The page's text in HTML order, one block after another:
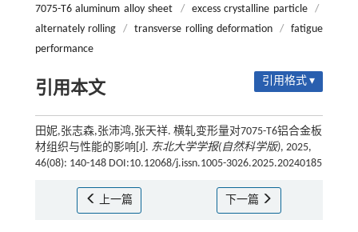
7075-T6 aluminum alloy sheet / excess crystalline particle
/
alternately rolling
/ transverse rolling deformation /
fatigue
performance
引用本文 引用格式 ▾
田妮,张志森,张沛鸿,张天祥. 横轧变形量对7075-T6铝合金板
材组织与性能的影响[J]. 东北大学学报(自然科学版), 2025,
46(08): 140-148 DOI:10.12068/j.issn.1005-3026.2025.20240185
上一篇 下一篇